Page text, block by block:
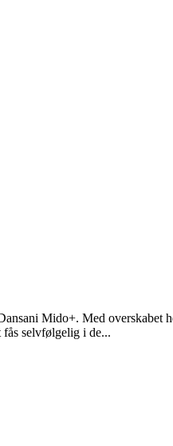
Mido+. Med
fås selvfølgelig i de...